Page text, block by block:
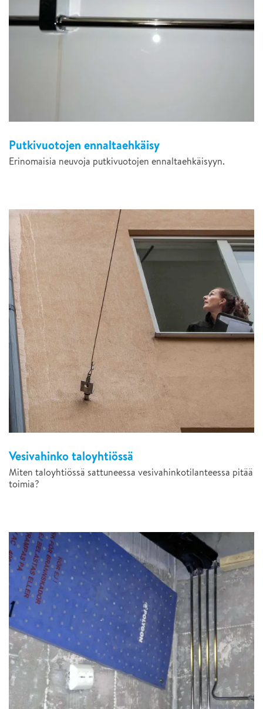
Putkivuotojen ennaltaehkäisy
Erinomaisia neuvoja putkivuotojen ennaltaehkäisyyn.
Vesivahinko taloyhtiössä
Miten taloyhtiössä sattuneessa vesivahinkotilanteessa pitää
toimia?